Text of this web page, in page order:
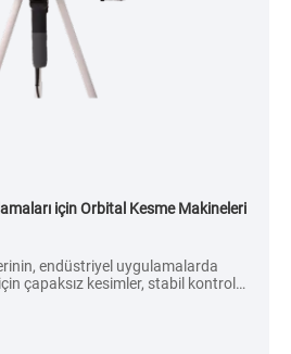
için Orbital Kesme Makineleri
endüstriyel uygulamalarda
çapaksız kesimler, stabil kontrol
kıldığını keşfedin.